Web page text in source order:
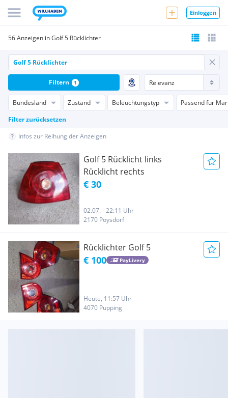
Einloggen
56 Anzeigen in Golf 5 Rücklichter
Bundesland Zustand Beleuchtungstyp
Passend für
Filter zurücksetzen
Filtern 1
Infos zur Reihung der Anzeigen
Golf 5 Rücklicht links
Rücklicht rechts
€ 30
02.07. - 22:11 Uhr
2170 Poysdorf
Rücklichter Golf 5
€ 100 PayLivery
Heute, 11:57 Uhr
4070 Pupping